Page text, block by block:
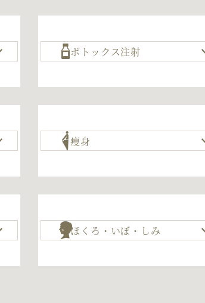
ボトックス注射
痩身
ほくろ・いぼ・しみ